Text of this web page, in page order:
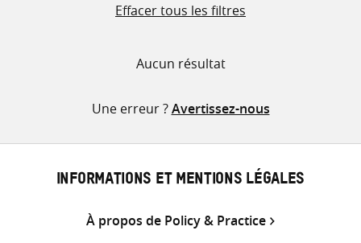
Effacer tous les filtres
Aucun résultat
Une erreur ?Avertissez-nous
INFORMATIONS ET MENTIONS LÉGALES
À propos de Policy & Practice